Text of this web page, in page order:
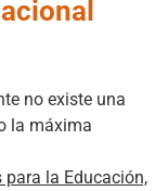
no existe una
la máxima
la Educación,